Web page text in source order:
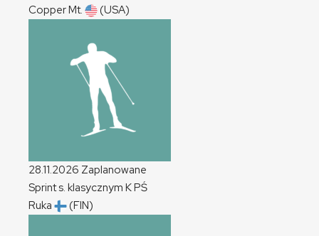
Copper Mt.
(USA)
28.11.2026 Zaplanowane
Sprint s. klasycznym KPŚ
Ruka
(FIN)